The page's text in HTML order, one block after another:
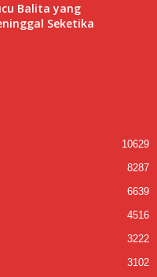
Balita yang
Seketika
10629
8287
6639
4516
3222
3102